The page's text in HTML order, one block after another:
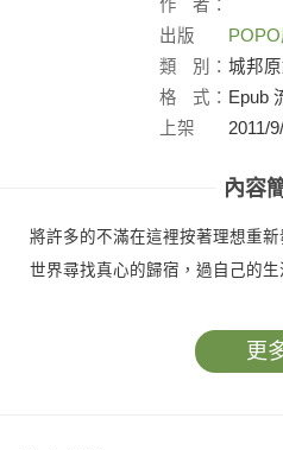
作
者：
出版
社：
POPO
類
別： 城邦原
格
式： Epub
上架
2011/
內容
將許多的不滿在這裡按著理想重
世界尋找真心的歸宿，過自己的生
更